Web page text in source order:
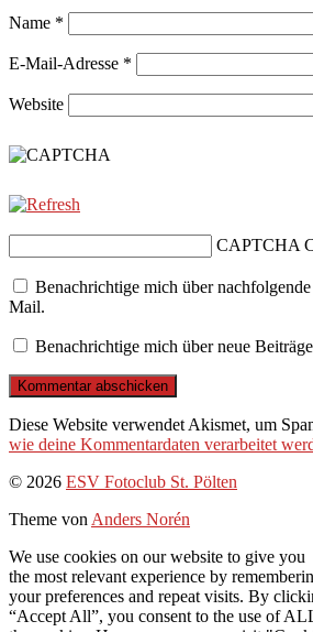
Name *
E-Mail-Adresse *
Website
CAPTCHA
Benachrichtige mich über
Mail.
Benachrichtige mich über neue
Diese Website verwendet Akismet, um
wie deine Kommentardaten verarbeitet
Nach
© 2026 ESV Fotoclub St. Pölten
Theme von Anders Norén
We use cookies on our website to give you
the most relevant experience by
your preferences and repeat visits. By
“Accept All”, you consent to the use of